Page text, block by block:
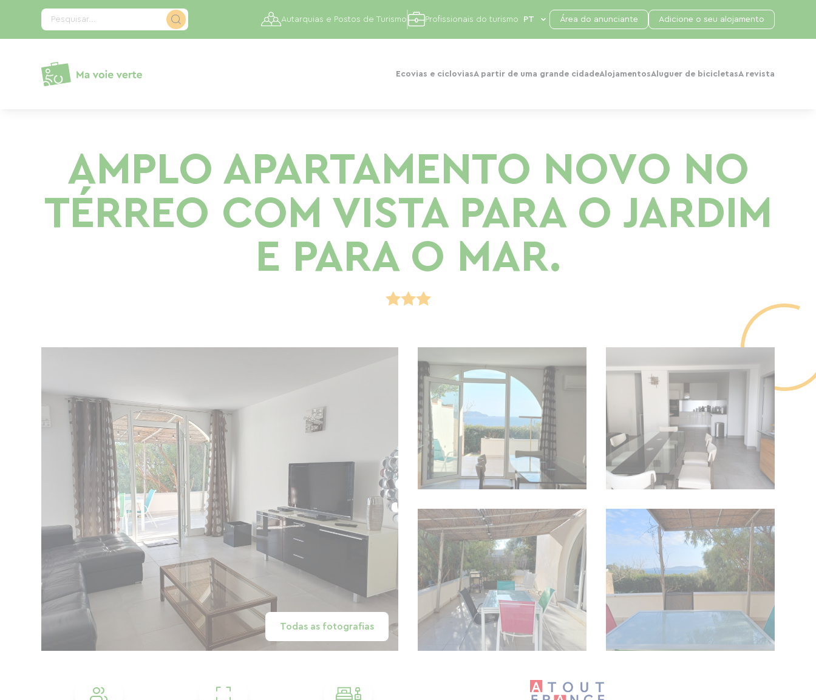
Pesquisar...
Ecovias e cicloviasA partir de uma grande cidadeAlojamentosAluguer de bicicletasA revista
Autarquias e Postos de Turismo Profissionais do turismo Área do anunciante Adicione o seu alojamento
AMPLO APARTAMENTO NOVO NO
TÉRREO COM VISTA PARA O JARDIM
E PARA O MAR.
Todas as fotografias
Painel de Gerenciamento de Cookies